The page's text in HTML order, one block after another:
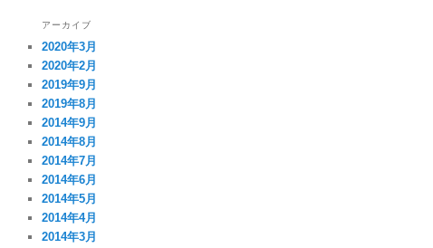
></script>アーカイブ
2020年3月
2020年2月
2019年9月
2019年8月
2014年9月
2014年8月
2014年7月
2014年6月
2014年5月
2014年4月
2014年3月